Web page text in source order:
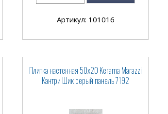
Артикул: 101016
Плитка настенная 50x20 Kerama Marazzi
Кантри Шик серый панель 7192